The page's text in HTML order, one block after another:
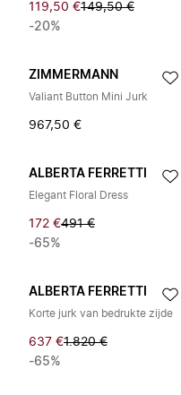
119,50 €149,50 €
-20%
ZIMMERMANN
Valiant Button Mini Jurk
967,50 €
ALBERTA FERRETTI
Elegant Floral Dress
172 €491 €
-65%
ALBERTA FERRETTI
Korte jurk van bedrukte zijde
637 €1.820 €
-65%